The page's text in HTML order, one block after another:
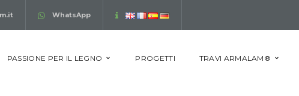
WhatsApp
PASSIONE PER IL LEGNO PROGETTI TRAVI ARMALAM®